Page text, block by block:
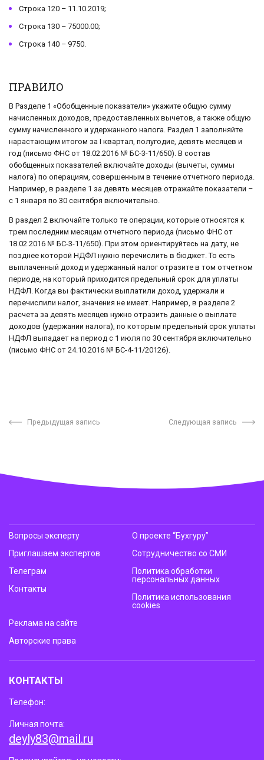
Строка 120 – 11.10.2019;
Строка 130 – 75000.00;
Строка 140 – 9750.
ПРАВИЛО
В Разделе 1 «Обобщенные показатели» укажите общую сумму
начисленных доходов, предоставленных вычетов, а также общую
сумму начисленного и удержанного налога. Раздел 1 заполняйте
нарастающим итогом за I квартал, полугодие, девять месяцев и
год (письмо ФНС от 18.02.2016 № БС-3-11/650). В состав
обобщенных показателей включайте доходы (вычеты, суммы
налога) по операциям, совершенным в течение отчетного периода.
Например, в разделе 1 за девять месяцев отражайте показатели –
с 1 января по 30 сентября включительно.
В раздел 2 включайте только те операции, которые относятся к
трем последним месяцам отчетного периода (письмо ФНС от
18.02.2016 № БС-3-11/650). При этом ориентируйтесь на дату, не
позднее которой НДФЛ нужно перечислить в бюджет. То есть
выплаченный доход и удержанный налог отразите в том отчетном
периоде, на который приходится предельный срок для уплаты
НДФЛ. Когда вы фактически выплатили доход, удержали и
перечислили налог, значения не имеет. Например, в разделе 2
расчета за девять месяцев нужно отразить данные о выплате
доходов (удержании налога), по которым предельный срок уплаты
НДФЛ выпадает на период с 1 июля по 30 сентября включительно
(письмо ФНС от 24.10.2016 № БС-4-11/20126).
Предыдущая запись Следующая запись
Вопросы эксперту
Приглашаем экспертов
Телеграм
Контакты
О проекте “Бухгуру”
Сотрудничество со СМИ
Политика обработки
персональных данных
Политика использования
cookies
Реклама на сайте
Авторские права
КОНТАКТЫ
Телефон:
Личная почта:
deyly83@mail.ru